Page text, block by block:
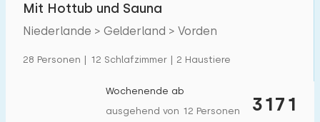
Mit Hottub und Sauna
Niederlande > Gelderland > Vorden
28 Personen | 12 Schlafzimmer | 2 Haustiere
3171
Wochenende ab
ausgehend von 12 Personen